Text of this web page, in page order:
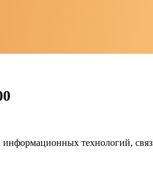
информационных технологий,